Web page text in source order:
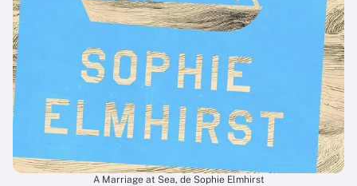
A Marriage at Sea, de Sophie Elmhirst